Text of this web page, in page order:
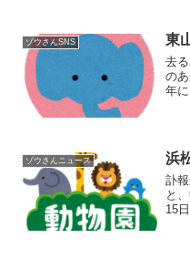
ゾウさんSNS 東
去
の
年
す
ち
ゾウさんニュース 浜
訃
と
15
に